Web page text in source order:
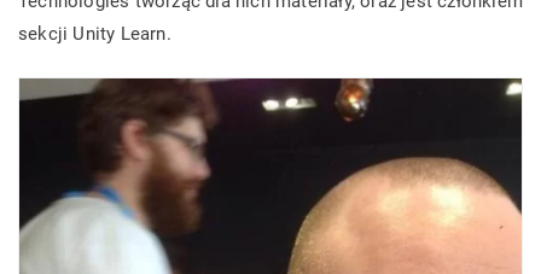
sekcji Unity Learn.